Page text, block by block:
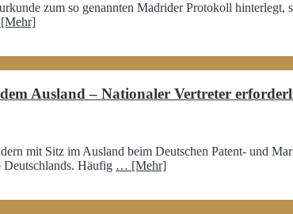
zum so genannten Madrider Protokoll
Ausland – Nationaler Vertreter
mit Sitz im Ausland beim Deutschen Patent- und
Deutschlands. Häufig … [Mehr]